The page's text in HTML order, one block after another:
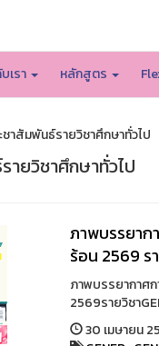
เรา หลักสูตร
าสัมพันธ์รายวิชาศึกษาทั่วไป
ายวิชาศึกษาทั่วไป
ภาพบรรยาก
ร้อน 2569 ร
ภาพบรรยากาศ
2569รายวิชา
30 เมษายน